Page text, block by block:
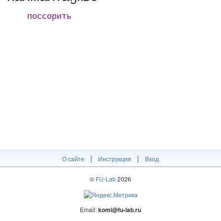
поссорить
О сайте | Инструкция | Вход
© FU-Lab2026
Email:komi@fu-lab.ru